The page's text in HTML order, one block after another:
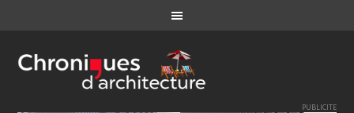
PUBLICITE